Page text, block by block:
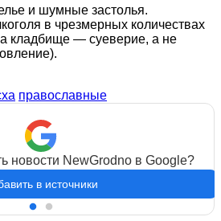
и шумные застолья.
в чрезмерных количествах
кладбище — суеверие, а не
православные
новости NewGrodno в Google?
в источники